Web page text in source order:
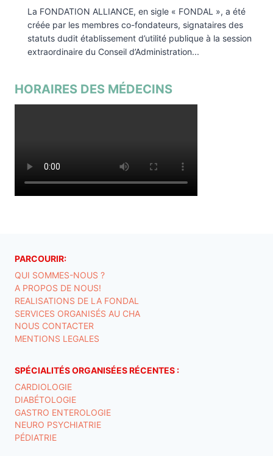
La FONDATION ALLIANCE, en sigle « FONDAL », a été
créée par les membres co-fondateurs, signataires des
statuts dudit établissement d’utilité publique à la session
extraordinaire du Conseil d’Administration...
HORAIRES DES MÉDECINS
PARCOURIR:
QUI SOMMES-NOUS ?
A PROPOS DE NOUS!
REALISATIONS DE LA FONDAL
SERVICES ORGANISÉS AU CHA
NOUS CONTACTER
MENTIONS LEGALES
SPÉCIALITÉS ORGANISÉES RÉCENTES :
CARDIOLOGIE
DIABÉTOLOGIE
GASTRO ENTEROLOGIE
NEURO PSYCHIATRIE
PÉDIATRIE